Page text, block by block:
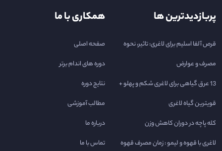
پربازدیدترین ها
قرص آلفا اسلیم برای لاغری: تاثیر، نحوه
مصرف و عوارض
13 عرق گیاهی برای لاغری شکم و پهلو +
قویترین گیاه لاغری
کله پاچه در دوران کاهش وزن
لاغری با قهوه و لیمو : زمان مصرف قهوه
همکاری با ما
صفحه اصلی
دوره های اندام برتر
نتایج دوره
مطالب آموزشی
درباره ما
تماس با ما